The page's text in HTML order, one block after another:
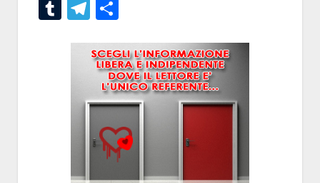
TumblrTelegram